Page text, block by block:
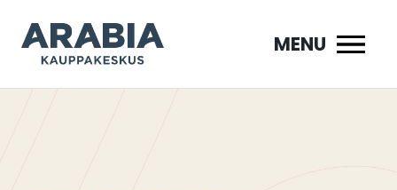
sisältöön
MENU